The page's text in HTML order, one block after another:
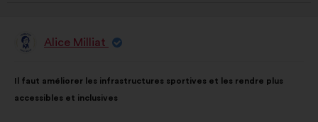
PropuestaAlice Milliat
de
la
Il faut améliorer les infrastructures sportives et les rendre plus
accessibles et inclusives
el
siguiente